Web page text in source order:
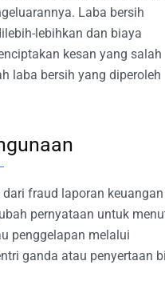
Laba bersih
lebihkan dan biaya
kesan yang salah
laba bersih yang diperoleh
dari fraud laporan keuangan
pernyataan untuk
penggelapan melalui
ganda atau penyertaan